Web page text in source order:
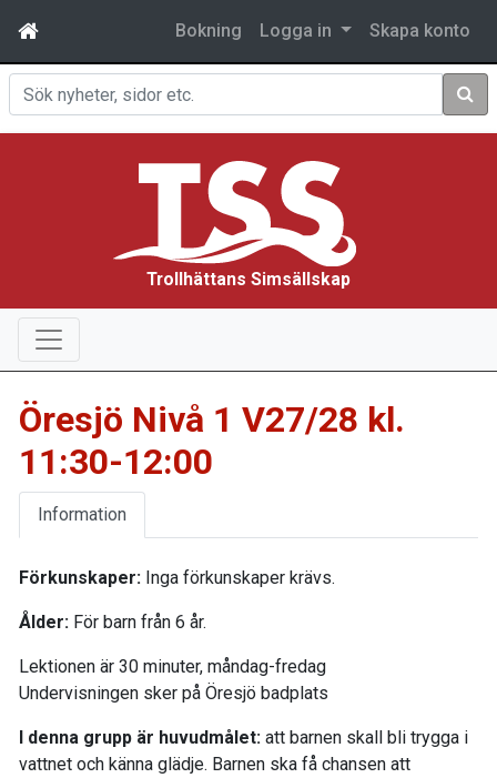
Bokning Logga in Skapa konto
Sök
Trollhättans Simsällskap
Öresjö Nivå 1 V27/28 kl.
11:30-12:00
Information
Förkunskaper: Inga förkunskaper krävs.
Ålder: För barn från 6 år.
Lektionen är 30 minuter, måndag-fredag
Undervisningen sker på Öresjö badplats
I denna grupp är huvudmålet: att barnen skall bli trygga i
vattnet och känna glädje. Barnen ska få chansen att